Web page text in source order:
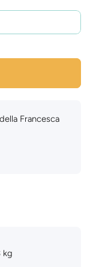
Francesca
kg